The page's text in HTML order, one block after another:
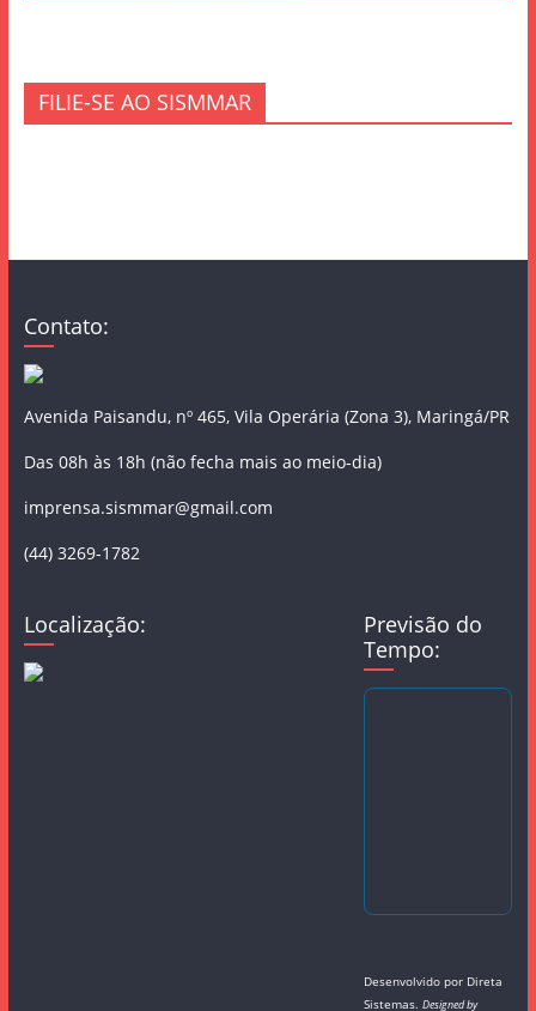
FILIE-SE AO SISMMAR
Contato:
Avenida Paisandu, nº 465, Vila Operária (Zona 3), Maringá/PR
Das 08h às 18h (não fecha mais ao meio-dia)
imprensa.sismmar@gmail.com
(44) 3269-1782
Localização:
Previsão do
Tempo:
Desenvolvido por Direta
Sistemas.Designed by